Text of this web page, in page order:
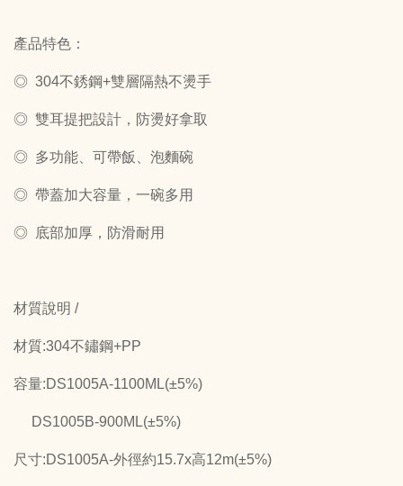
產品特色：
◎ 304不銹鋼+雙層隔熱不燙手
◎ 雙耳提把設計，防燙好拿取
◎ 多功能、可帶飯、泡麵碗
◎ 帶蓋加大容量，一碗多用
◎ 底部加厚，防滑耐用
材質說明 /
材質:304不鏽鋼+PP
容量:DS1005A-1100ML(±5%)
DS1005B-900ML(±5%)
尺寸:DS1005A-外徑約15.7x高12m(±5%)